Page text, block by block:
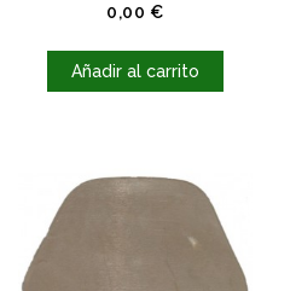
0,00 €Precio
Añadir al carrito